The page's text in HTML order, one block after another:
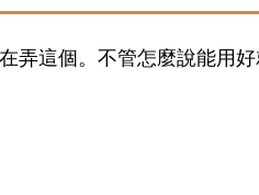
弄這個。不管怎麼說能用